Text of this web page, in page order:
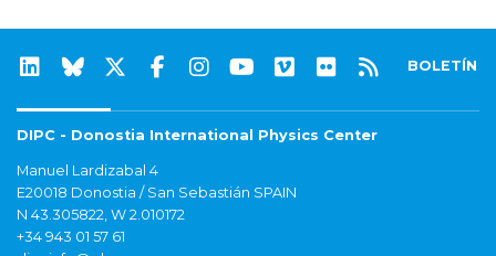
BOLETÍN
DIPC - Donostia International Physics Center
Manuel Lardizabal 4
E20018 Donostia / San Sebastián SPAIN
N 43.305822, W 2.010172
+34 943 01 57 61